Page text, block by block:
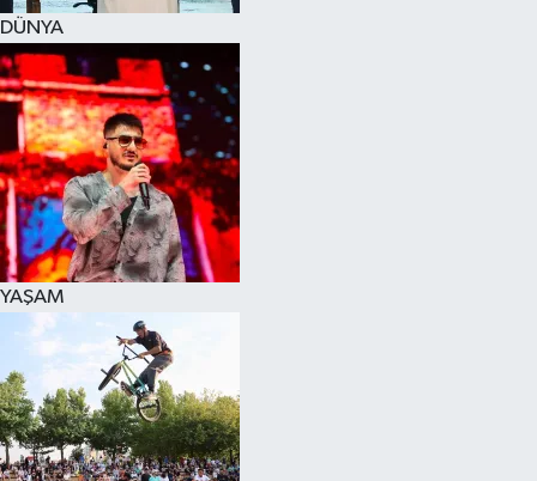
DÜNYA
YAŞAM